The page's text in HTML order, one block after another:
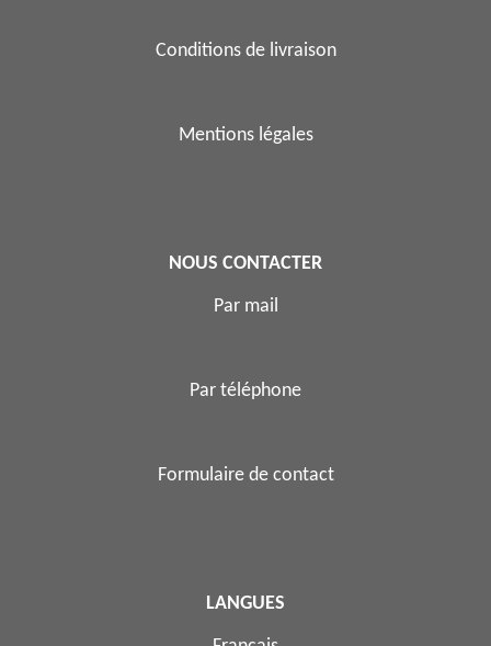
Conditions de livraison
Mentions légales
NOUS CONTACTER
Par mail
Par téléphone
Formulaire de contact
LANGUES